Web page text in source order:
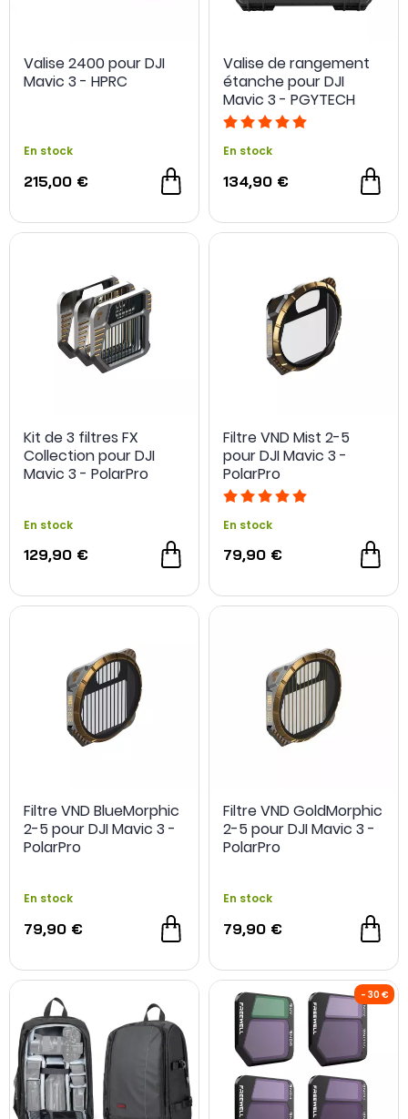
OCCASION
Valise 2400 pour DJI
Mavic 3 - HPRC
En stock
215,00 €
Valise de rangement
étanche pour DJI
Mavic 3 - PGYTECH
En stock
134,90 €
Kit de 3 filtres FX
Collection pour DJI
Mavic 3 - PolarPro
En stock
129,90 €
Filtre VND Mist 2-5
pour DJI Mavic 3 -
PolarPro
En stock
79,90 €
Filtre VND BlueMorphic
2-5 pour DJI Mavic 3 -
PolarPro
En stock
79,90 €
Filtre VND GoldMorphic
2-5 pour DJI Mavic 3 -
PolarPro
En stock
79,90 €